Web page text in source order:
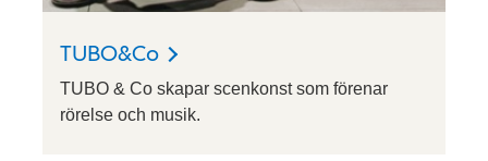
TUBO&Co
TUBO & Co skapar scenkonst som förenar
rörelse och musik.